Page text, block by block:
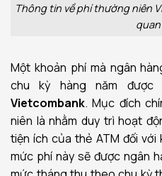
Thông tin về phí thường niên
Một khoản phí mà ngân
chu kỳ hàng năm
Vietcombank. Mục đích
niên là nhằm duy trì hoạt
tiện ích của thẻ ATM đối
mức phí này sẽ được ngân